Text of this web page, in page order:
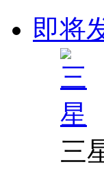
即将
三